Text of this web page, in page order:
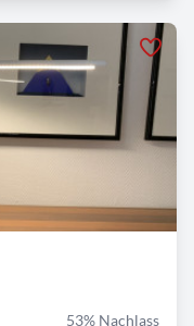
53% Nachlass